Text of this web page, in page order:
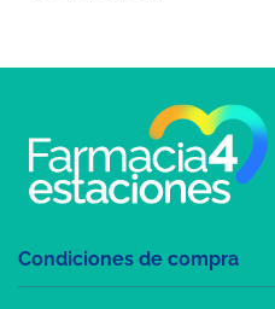
Condiciones de compra